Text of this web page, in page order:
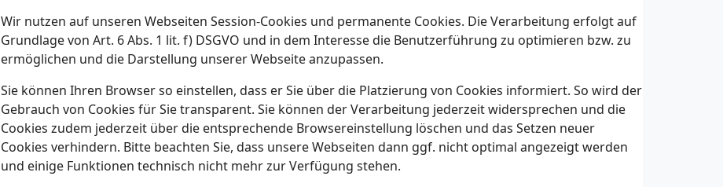
Wir nutzen auf unseren Webseiten Session-Cookies und permanente Cookies. Die Verarbeitung erfolgt auf
Grundlage von Art. 6 Abs. 1 lit. f) DSGVO und in dem Interesse die Benutzerführung zu optimieren bzw. zu
ermöglichen und die Darstellung unserer Webseite anzupassen.
Sie können Ihren Browser so einstellen, dass er Sie über die Platzierung von Cookies informiert. So wird der
Gebrauch von Cookies für Sie transparent. Sie können der Verarbeitung jederzeit widersprechen und die
Cookies zudem jederzeit über die entsprechende Browsereinstellung löschen und das Setzen neuer
Cookies verhindern. Bitte beachten Sie, dass unsere Webseiten dann ggf. nicht optimal angezeigt werden
und einige Funktionen technisch nicht mehr zur Verfügung stehen.